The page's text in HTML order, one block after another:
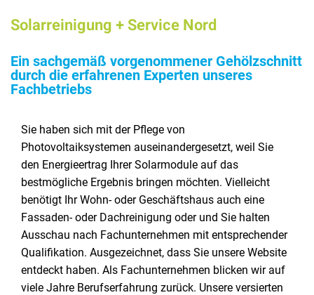
Solarreinigung + Service Nord
Ein sachgemäß vorgenommener Gehölzschnitt
durch die erfahrenen Experten unseres
Fachbetriebs
Sie haben sich mit der Pflege von
Photovoltaiksystemen auseinandergesetzt, weil Sie
den Energieertrag Ihrer Solarmodule auf das
bestmögliche Ergebnis bringen möchten. Vielleicht
benötigt Ihr Wohn- oder Geschäftshaus auch eine
Fassaden- oder Dachreinigung oder und Sie halten
Ausschau nach Fachunternehmen mit entsprechender
Qualifikation. Ausgezeichnet, dass Sie unsere Website
entdeckt haben. Als Fachunternehmen blicken wir auf
viele Jahre Berufserfahrung zurück. Unsere versierten